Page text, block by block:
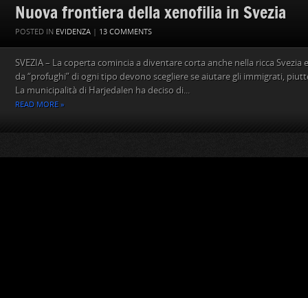
Nuova frontiera della xenofilia in Svezia
POSTED IN EVIDENZA | 13 COMMENTS
SVEZIA – La coperta comincia a diventare corta anche nella ricca Svezia
da “profughi” di ogni tipo devono scegliere se aiutare gli immigrati,
La municipalità di Harjedalen ha deciso di...
READ MORE »